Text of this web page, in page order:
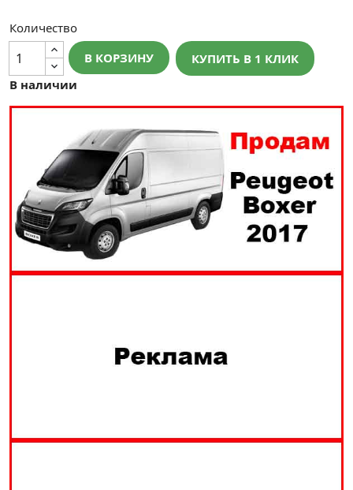
Количество
В КОРЗИНУ
КУПИТЬ В 1 КЛИК
В наличии